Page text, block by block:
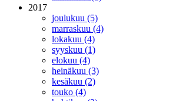
2017
joulukuu (5)
marraskuu (4)
lokakuu (4)
syyskuu (1)
elokuu (4)
heinäkuu (3)
kesäkuu (2)
touko (4)